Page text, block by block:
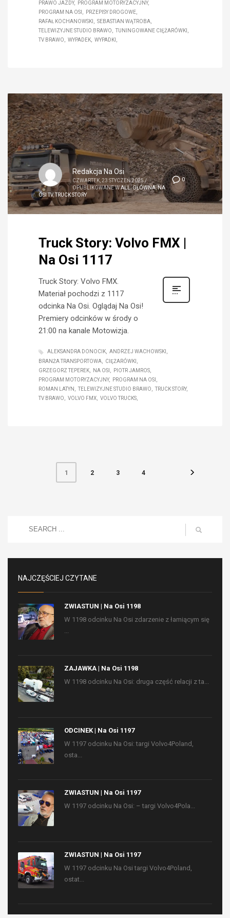
PRAWO JAZDY
PROGRAM MOTORYZACYJNY
PROGRAM NA OSI
PRZEPISY DROGOWE
RAFAŁ KOCHANOWSKI
SEBASTIAN WĄTROBA
TELEWIZYJNE STUDIO BRAWO
TUNINGOWANE CIĘŻARÓWKI
TV BRAWO
WYPADEK WYPADKI
0
Redakcja Na Osi
CZWARTEK, 23 STYCZEŃ 2025/
OPUBLIKOWANE WALL,GŁÓWNA,NA
OSI TV, TRUCK STORY
Truck Story: Volvo FMX |
Na Osi 1117
Truck Story: Volvo FMX.
Materiał pochodzi z 1117
odcinka Na Osi. Oglądaj Na Osi!
Premiery odcinków w środy o
21:00 na kanale Motowizja.
ALEKSANDRA DONOCIK
ANDRZEJ WACHOWSKI
BRANŻA TRANSPORTOWA
CIĘŻARÓWKI
GRZEGORZ TEPEREK
NA OSI
PIOTR JAMROS
PROGRAM MOTORYZACYJNY
PROGRAM NA OSI
ROMAN LATYN
TELEWIZYJNE STUDIO BRAWO
TRUCK STORY
TV BRAWO
VOLVO FMX VOLVO TRUCKS
1 2 3 4
NAJCZĘŚCIEJ CZYTANE
ZWIASTUN | Na Osi 1198
W 1198 odcinku Na Osi zdarzenie z łamiącym się
ZAJAWKA | Na Osi 1198
W 1198 odcinku Na Osi: druga część relacji z ta...
ODCINEK | Na Osi 1197
W 1197 odcinku Na Osi: targi Volvo4Poland,
osta...
ZWIASTUN | Na Osi 1197
W 1197 odcinku Na Osi: – targi Volvo4Pola...
ZWIASTUN | Na Osi 1197
W 1197 odcinku Na Osi targi Volvo4Poland,
ostat...